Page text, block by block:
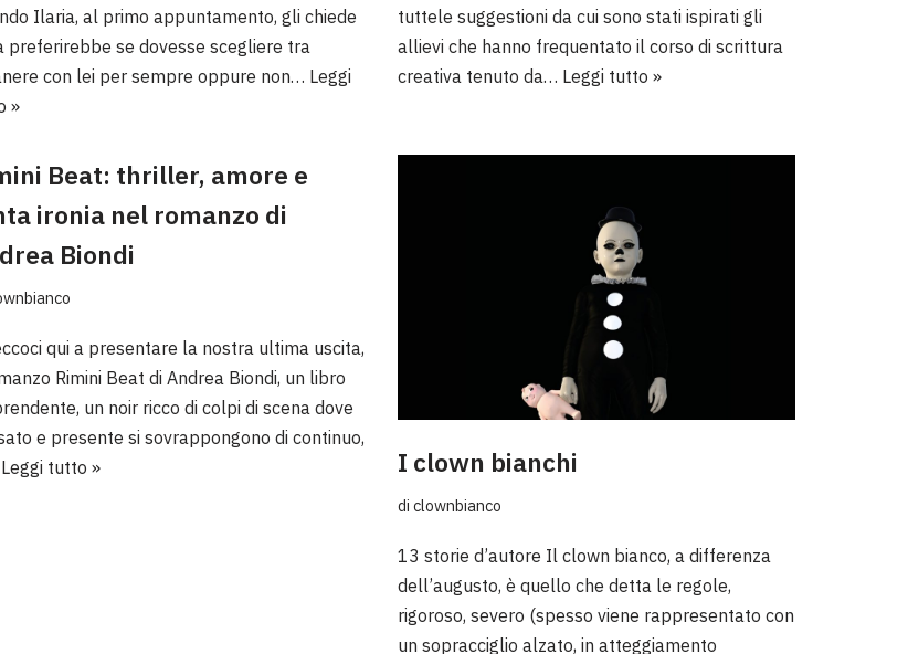
Ilaria, al primo appuntamento, gli chiede
preferirebbe se dovesse scegliere tra
con lei per sempre oppure non… Leggi
»
tuttele suggestioni da cui sono stati ispirati gli
allievi che hanno frequentato il corso di scrittura
creativa tenuto da… Leggi tutto »
Beat: thriller, amore e
ironia nel romanzo di
Biondi
qui a presentare la nostra ultima uscita,
Rimini Beat di Andrea Biondi, un libro
un noir ricco di colpi di scena dove
e presente si sovrappongono di continuo,
Leggi tutto » I clown bianchi
di clownbianco
13 storie d’autore Il clown bianco, a differenza
dell’augusto, è quello che detta le regole,
rigoroso, severo (spesso viene rappresentato con
un sopracciglio alzato, in atteggiamento